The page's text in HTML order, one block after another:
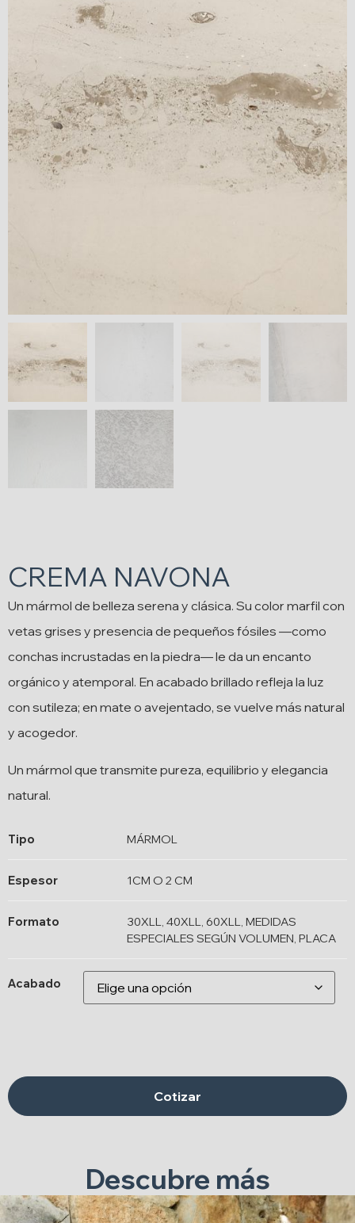
CREMA NAVONA
Un mármol de belleza serena y clásica. Su color marfil con
vetas grises y presencia de pequeños fósiles —como
conchas incrustadas en la piedra— le da un encanto
orgánico y atemporal. En acabado brillado refleja la luz
con sutileza; en mate o avejentado, se vuelve más natural
y acogedor.
Un mármol que transmite pureza, equilibrio y elegancia
natural.
Tipo MÁRMOL
Espesor 1CM O 2 CM
Formato
30XLL, 40XLL, 60XLL, MEDIDAS
ESPECIALES SEGÚN VOLUMEN, PLACA
Acabado
Cotizar
Descubre más